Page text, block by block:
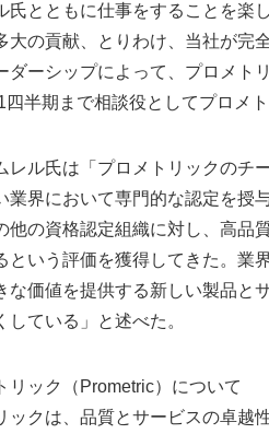
氏とともに仕事をすることを楽
大の貢献、とりわけ、当社が完
ダーシップによって、プロメト
四半期まで相談役としてプロメト
レル氏は「プロメトリックのチ
業界において専門的な認定を授
他の資格認定組織に対し、高品
という評価を獲得してきた。業
な価値を提供する新しい製品と
している」と述べた。
ック（Prometric）について
ックは、品質とサービスの卓越